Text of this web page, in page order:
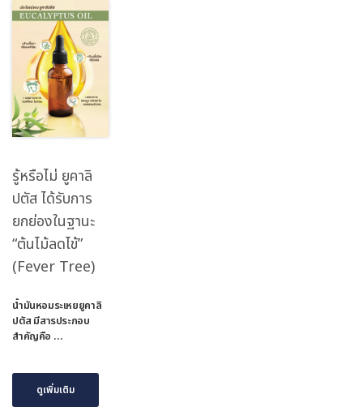
รู้หรือไม่ ยูคาลิ
ปตัส ได้รับการ
ยกย่องในฐานะ
“ต้นไม้ลดไข้”
(Fever Tree)
น้ำมันหอมระเหยยูคาลิ
ปตัส มีสารประกอบ
สำคัญคือ …
ดูเพิ่มเติม